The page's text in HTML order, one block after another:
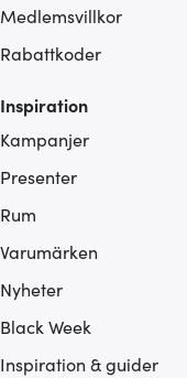
Medlemsvillkor
Rabattkoder
Inspiration
Kampanjer
Presenter
Rum
Varumärken
Nyheter
Black Week
Inspiration & guider